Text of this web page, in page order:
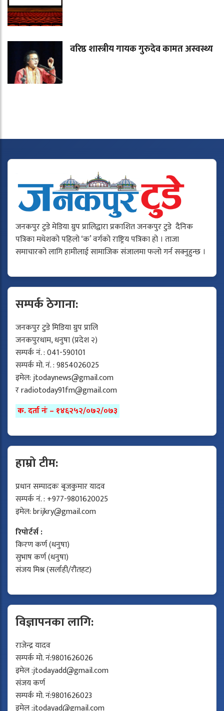
वरिष्ठ शास्त्रीय गायक गुरुदेव कामत अस्वस्थ्य
जनकपुर टुडे मेडिया ग्रुप प्रालिद्वारा प्रकाशित जनकपुर टुडे दैनिक
पत्रिका मधेशको पहिलो ‘क’ वर्गको राष्ट्रिय पत्रिका हो । ताजा
समाचारको लागि हामीलाई सामाजिक संजालमा फलो गर्न सक्नुहुन्छ ।
सम्पर्क ठेगाना:
जनकपुर टुडे मिडिया ग्रुप प्रालि
जनकपुरधाम, धनुषा (प्रदेश २)
सम्पर्क नं. : 041-590101
सम्पर्क मो. नं. : 9854026025
इमेल:jtodaynews@gmail.com
रradiotoday91fm@gmail.com
क. दर्ता नंः – १४६२५२/०७२/०७३
हाम्रो टीम:
प्रधान सम्पादकः बृजकुमार यादव
सम्पर्क नं. : +977-9801620025
इमेल:brijkry@gmail.com
रिपोर्टर्स :
किरण कर्ण (धनुषा)
सुभाष कर्ण (धनुषा)
संजय मिश्र (सर्लाही/रौतहट)
विज्ञापनका लागि:
राजेन्द्र यादव
सम्पर्क मो. नं:9801626026
इमेल :jtodayadd@gmail.com
संजय कर्ण
सम्पर्क मो. नं:9801626023